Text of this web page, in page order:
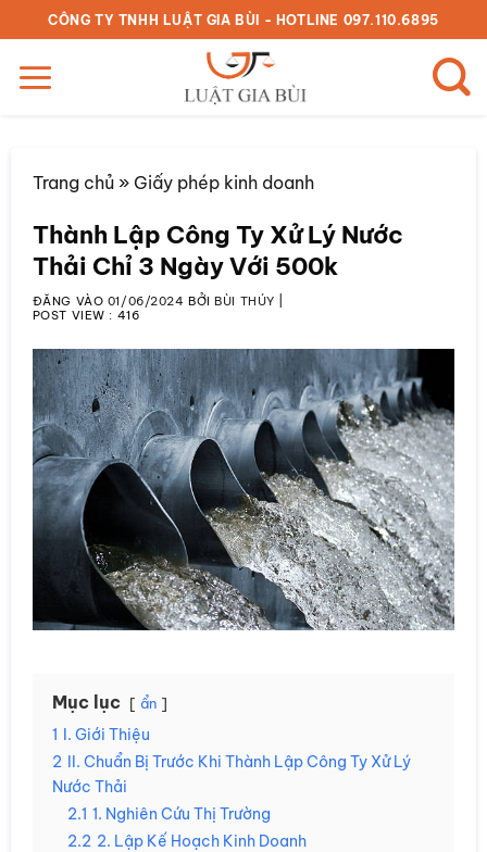
qua
nội
dung
CÔNG TY TNHH LUẬT GIA BÙI - HOTLINE 097.110.6895
Trang chủ» Giấy phép kinh doanh
Thành Lập Công Ty Xử Lý Nước
Thải Chỉ 3 Ngày Với 500k
ĐĂNG VÀO 01/06/2024 BỞIBÙI THÚY
POST VIEW : 416
Mục lục ẩn
1 I. Giới Thiệu
2 II. Chuẩn Bị Trước Khi Thành Lập Công Ty Xử Lý
Nước Thải
2.1 1. Nghiên Cứu Thị Trường
2.2 2. Lập Kế Hoạch Kinh Doanh